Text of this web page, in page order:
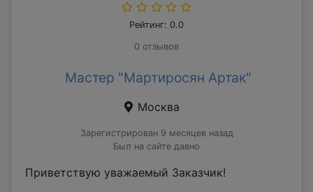
Рейтинг: 0.0
0 отзывов
Мастер "Мартиросян Артак"
Москва
Зарегистрирован 9 месяцев назад
Был на сайте давно
Приветствую уважаемый Заказчик!